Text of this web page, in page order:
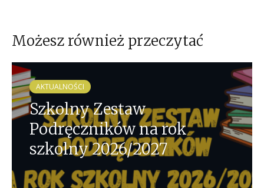
Możesz również przeczytać
AKTUALNOŚCI
Szkolny Zestaw
Podręczników na rok
szkolny 2026/2027